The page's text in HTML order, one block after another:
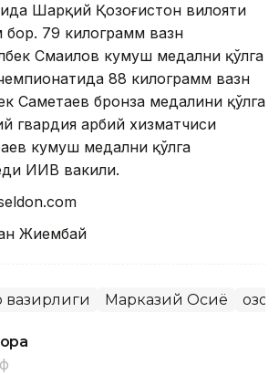
Шарқий Қозоғистон вилояти
79 килограмм вазн
Смаилов кумуш медални қўлга
88 килограмм вазн
Саметаев бронза медалини қўлга
гвардия ҳарбий хизматчиси
кумуш медални қўлга
ИИВ вакили.
Жиембай
вазирлиги Марказий Осиё